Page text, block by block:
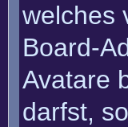
welches
Board-
Avatare
darfst,